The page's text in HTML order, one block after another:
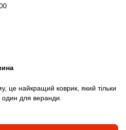
це найкращий коврик, який тільки
для веранди.